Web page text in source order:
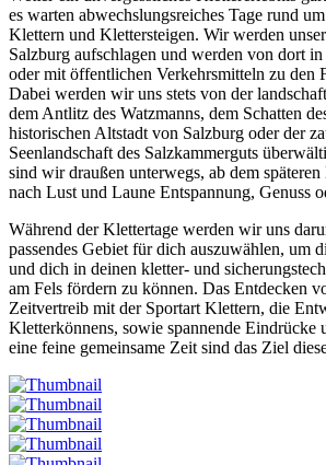
es warten abwechslungsreiches Tage rund
Klettern und Klettersteigen. Wir werden
Salzburg aufschlagen und werden von dort
oder mit öffentlichen Verkehrsmitteln zu den
Dabei werden wir uns stets von der
dem Antlitz des Watzmanns, dem Schatten
historischen Altstadt von Salzburg oder der
Seenlandschaft des Salzkammerguts
sind wir draußen unterwegs, ab dem
nach Lust und Laune Entspannung, Genuss
Während der Klettertage werden wir uns
passendes Gebiet für dich auszuwählen, um
und dich in deinen kletter- und
am Fels fördern zu können. Das Entdecken
Zeitvertreib mit der Sportart Klettern, die
Kletterkönnens, sowie spannende Eindrücke
eine feine gemeinsame Zeit sind das Ziel